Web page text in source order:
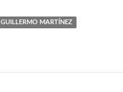
GUILLERMO MARTÍNEZ